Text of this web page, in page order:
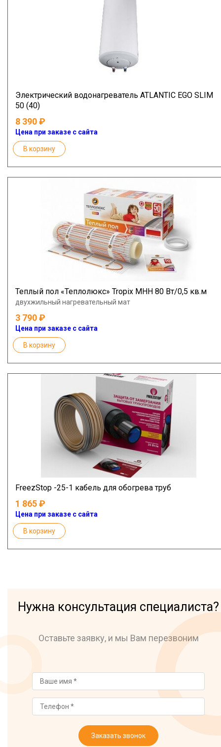
Электрический водонагреватель ATLANTIC EGO SLIM
50 (40)
8 390
Цена при заказе с сайта
В корзину
Теплый пол «Теплолюкс» Tropix МНН 80 Вт/0,5 кв.м
двухжильный нагревательный мат
3 790
Цена при заказе с сайта
В корзину
FreezStop -25-1 кабель для обогрева труб
1 865
Цена при заказе с сайта
В корзину
Нужна консультация специалиста?
Оставьте заявку, и мы Вам перезвоним
Заказать звонок